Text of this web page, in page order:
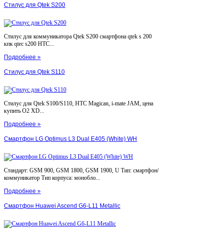
Стилус для Qtek S200
Стилус для коммуникатора Qtek S200 смартфона qtek s 200
кпк qtec s200 HTC...
Подробнее »
Стилус для Qtek S110
Стилус для Qtek S100/S110, HTC Magican, i-mate JAM, цена
купить O2 XD...
Подробнее »
Смартфон LG Optimus L3 Dual E405 (White) WH
Стандарт: GSM 900, GSM 1800, GSM 1900, U Тип: смартфон/
коммуникатор Тип корпуса: монобло...
Подробнее »
Смартфон Huawei Ascend G6-L11 Metallic